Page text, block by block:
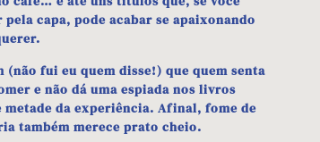
capa, pode acabar se apaixonando
(não fui eu quem disse!) que quem senta
e não dá uma espiada nos livros
metade da experiência. Afinal, fome de
também merece prato cheio.